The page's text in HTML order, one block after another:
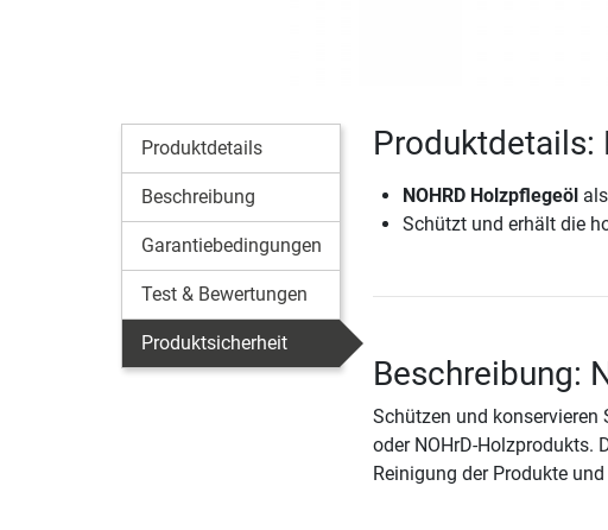
Produktdetails
Beschreibung
Garantiebedingungen
Test & Bewertungen
Produktsicherheit
Produktdetails:
NOHRD Holzpflegeöl
Schützt und erhält die
Beschreibung:
Schützen und konservieren
oder NOHrD-Holzprodukts.
Reinigung der Produkte